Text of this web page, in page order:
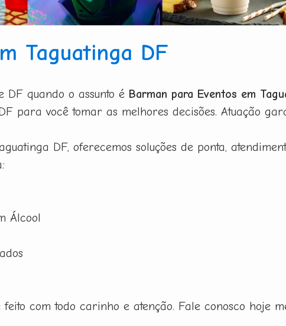
Taguatinga DF
DF quando o assunto é Barman para Eventos em
para você tomar as melhores decisões. Atuação
DF, oferecemos soluções de ponta,
Álcool
com todo carinho e atenção. Fale conosco hoje